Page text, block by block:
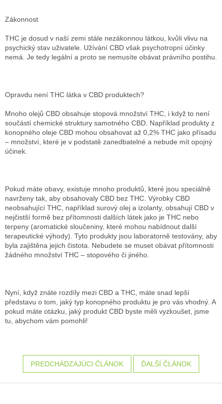
Zákonnost
THC je dosud v naší zemi stále nezákonnou látkou, kvůli vlivu na
psychický stav uživatele. Užívání CBD však psychotropní účinky
nemá. Je tedy legální a proto se nemusíte obávat právního postihu.
Opravdu není THC látka v CBD produktech?
Mnoho olejů CBD obsahuje stopová množství THC, i když to není
součástí chemické struktury samotného CBD. Například produkty z
konopného oleje CBD mohou obsahovat až 0,2% THC jako přísadu
– množství, které je v podstatě zanedbatelné a nebude mít opojný
účinek.
Pokud máte obavy, existuje mnoho produktů, které jsou speciálně
navrženy tak, aby obsahovaly CBD bez THC. Výrobky CBD
neobsahující THC, například surový olej a izolanty, obsahují CBD v
nejčistší formě bez přítomnosti dalších látek jako je THC nebo
terpeny (aromatické sloučeniny, které mohou nabídnout další
terapeutické výhody). Tyto produkty jsou laboratorně testovány, aby
byla zajištěna jejich čistota. Nebudete se muset obávat přítomnosti
žádného množství THC – stopového či jiného.
Nyní, když znáte rozdíly mezi CBD a THC, máte snad lepší
představu o tom, jaký typ konopného produktu je pro vás vhodný. A
pokud máte otázku, jaký produkt CBD byste měli vyzkoušet, jsme
tu, abychom vám pomohli!
PREDCHÁDZAJÚCI ČLÁNOK ĎALŠÍ ČLÁNOK